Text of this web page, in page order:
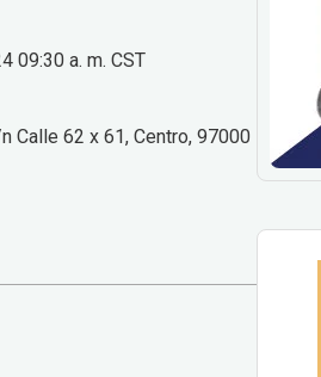
09:30 a. m. CST
Calle 62 x 61, Centro, 97000